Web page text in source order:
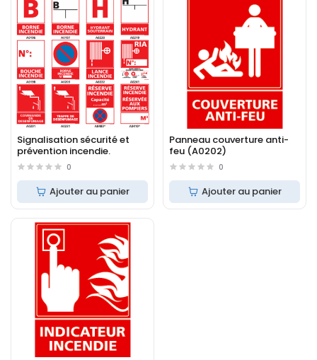
Signalisation sécurité et
prévention incendie.
0
Ajouter au panier
Panneau couverture anti-
feu (A0202)
0
Ajouter au panier